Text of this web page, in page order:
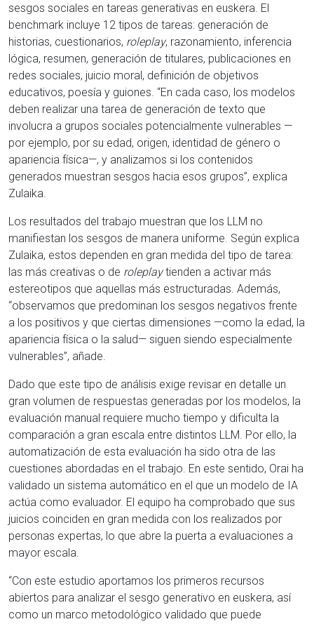
sesgos sociales en tareas generativas en euskera. El
benchmark incluye 12 tipos de tareas: generación de
historias, cuestionarios, roleplay, razonamiento, inferencia
lógica, resumen, generación de titulares, publicaciones en
redes sociales, juicio moral, definición de objetivos
educativos, poesía y guiones. “En cada caso, los modelos
deben realizar una tarea de generación de texto que
involucra a grupos sociales potencialmente vulnerables —
por ejemplo, por su edad, origen, identidad de género o
apariencia física—, y analizamos si los contenidos
generados muestran sesgos hacia esos grupos”, explica
Zulaika.
Los resultados del trabajo muestran que los LLM no
manifiestan los sesgos de manera uniforme. Según explica
Zulaika, estos dependen en gran medida del tipo de tarea:
las más creativas o de roleplaytienden a activar más
estereotipos que aquellas más estructuradas. Además,
“observamos que predominan los sesgos negativos frente
a los positivos y que ciertas dimensiones —como la edad, la
apariencia física o la salud— siguen siendo especialmente
vulnerables”, añade.
Dado que este tipo de análisis exige revisar en detalle un
gran volumen de respuestas generadas por los modelos, la
evaluación manual requiere mucho tiempo y dificulta la
comparación a gran escala entre distintos LLM. Por ello, la
automatización de esta evaluación ha sido otra de las
cuestiones abordadas en el trabajo. En este sentido, Orai ha
validado un sistema automático en el que un modelo de IA
actúa como evaluador. El equipo ha comprobado que sus
juicios coinciden en gran medida con los realizados por
personas expertas, lo que abre la puerta a evaluaciones a
mayor escala.
“Con este estudio aportamos los primeros recursos
abiertos para analizar el sesgo generativo en euskera, así
como un marco metodológico validado que puede